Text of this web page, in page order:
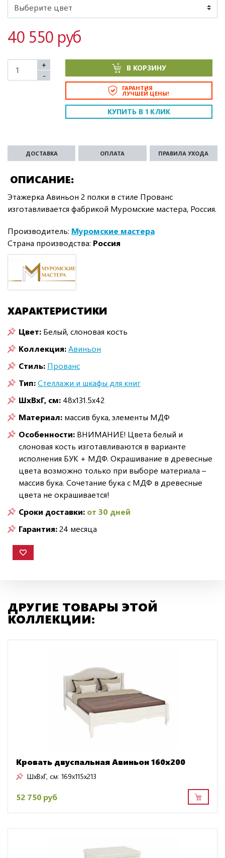
40 550 руб
+
-
В КОРЗИНУ
ГАРАНТИЯ
ЛУЧШЕЙ ЦЕНЫ!
КУПИТЬ В 1 КЛИК
ОПИСАНИЕ
ДОСТАВКА ОПЛАТА ПРАВИЛА УХОДА
Этажерка Авиньон 2 полки в стиле Прованс
изготавливается фабрикой Муромские мастера, Россия.
Производитель: Муромские мастера
Страна производства: Россия
ХАРАКТЕРИСТИКИ
Цвет: Белый, слоновая кость
Коллекция:Авиньон
Стиль: Прованс
Тип:Стеллажи и шкафы для книг
ШxВxГ, см: 48x131.5x42
Материал: массив бука, элементы МДФ
Особенности: ВНИМАНИЕ! Цвета белый и
слоновая кость изготавливаются в варианте
исполнения БУК + МДФ. Окрашивание в древесные
цвета возможно только при выборе материала –
массив бука. Сочетание бука с МДФ в древесные
цвета не окрашивается!
Сроки доставки: от 30 дней
Гарантия:24 месяца
ДРУГИЕ ТОВАРЫ ЭТОЙ
КОЛЛЕКЦИИ:
Кровать двуспальная Авиньон 160х200
ШxВxГ, см: 169x115x213
52 750 руб